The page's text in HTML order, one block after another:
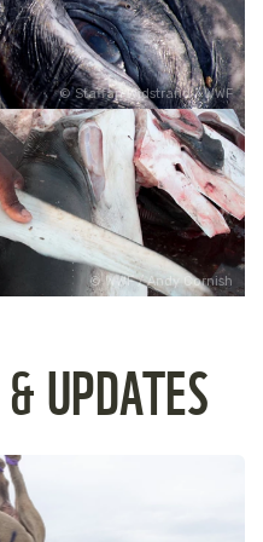
Staffan Widstrand / WWF
jacht
WWF / Andy Cornish
UPDATES